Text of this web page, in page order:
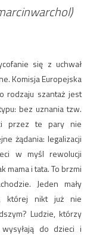
się z uchwał
Komisja Europejska
rodzaju szantaż jest
bez uznania tzw.
przez te pary nie
żądania: legalizacji
w myśl rewolucji
mama i tata. To brzmi
Jeden mały
której nikt już nie
Ludzie, którzy
do dzieci i